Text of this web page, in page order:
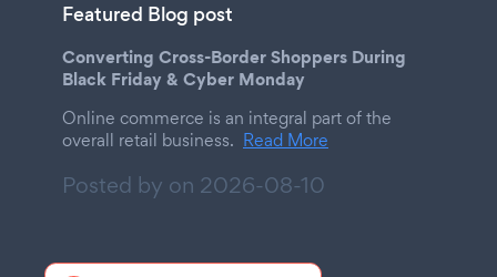
Featured Blog post
Converting Cross-Border Shoppers During
Black Friday & Cyber Monday
Online commerce is an integral part of the
overall retail business. Read More
Posted by on 2026-08-10